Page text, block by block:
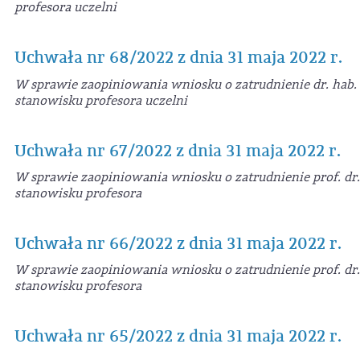
profesora uczelni
Uchwała nr 68/2022 z dnia 31 maja 2022 r.
W sprawie zaopiniowania wniosku o zatrudnienie dr. hab.
stanowisku profesora uczelni
Uchwała nr 67/2022 z dnia 31 maja 2022 r.
W sprawie zaopiniowania wniosku o zatrudnienie prof. dr.
stanowisku profesora
Uchwała nr 66/2022 z dnia 31 maja 2022 r.
W sprawie zaopiniowania wniosku o zatrudnienie prof.
stanowisku profesora
Uchwała nr 65/2022 z dnia 31 maja 2022 r.